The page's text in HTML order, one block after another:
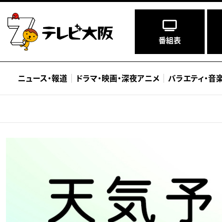
番組表
ニュース・報道 ドラマ・映画・深夜アニメ バラエティ・音